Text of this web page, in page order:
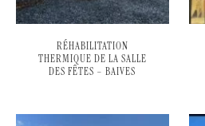
RÉHABILITATION
THERMIQUE DE LA SALLE
DES FÊTES – BAIVES